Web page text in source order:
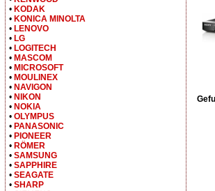
• KODAK
• KONICA MINOLTA
• LENOVO
• LG
• LOGITECH
• MASCOM
• MICROSOFT
• MOULINEX
• NAVIGON
• NIKON
• NOKIA
• OLYMPUS
• PANASONIC
• PIONEER
• RÖMER
• SAMSUNG
• SAPPHIRE
• SEAGATE
• SHARP